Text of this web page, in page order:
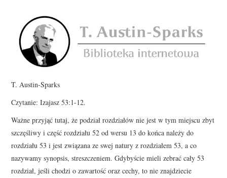
T. Austin-Sparks
Czytanie: Izajasz 53:1-12.
Ważne przyjąć tutaj, że podział rozdziałów nie jest w tym miejscu zbyt
szczęśliwy i część rozdziału 52 od wersu 13 do końca należy do
rozdziału 53 i jest związana ze swej natury z rozdziałem 53, a co
nazywamy synopsis, streszczeniem. Gdybyście mieli zebrać cały 53
rozdział, jeśli chodzi o zawartość oraz cechy, to nie znajdziecie